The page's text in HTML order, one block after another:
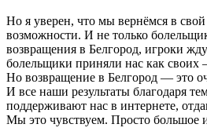
Но я уверен, что мы вернёмся в
возможности. И не только
возвращения в Белгород, игроки
болельщики приняли нас как своих
Но возвращение в Белгород — это
И все наши результаты благодаря
поддерживают нас в интернете,
Мы это чувствуем. Просто большое